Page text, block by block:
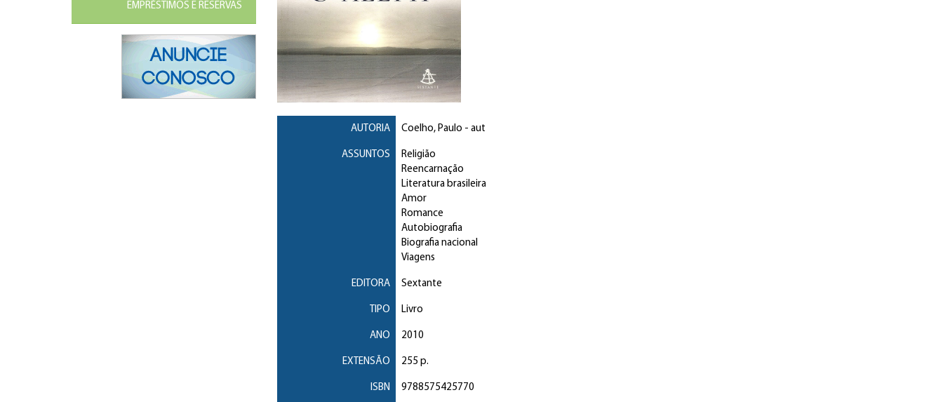
EMPRÉSTIMOS E RESERVAS
AUTORIA Coelho, Paulo - aut
ASSUNTOS
Religião
Reencarnação
Literatura brasileira
Amor
Romance
Autobiografia
Biografia nacional
Viagens
EDITORA Sextante
TIPO Livro
ANO 2010
EXTENSÃO 255 p.
ISBN 9788575425770